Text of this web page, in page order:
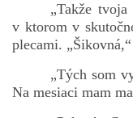
„Takže
v ktorom v
plecami.
„Tých som
Na mesiaci mam